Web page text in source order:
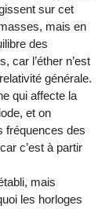
sur cet
mais en
des
car l’éther n’est
générale.
qui affecte la
et on
fréquences des
c’est à partir
mais
les horloges